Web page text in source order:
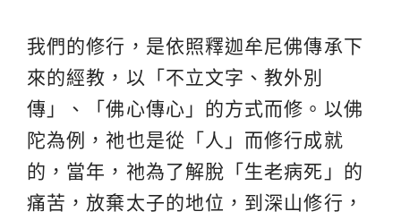
我們的修行，是依照釋迦牟尼佛傳承下
來的經教，以「不立文字、教外別
傳」、「佛心傳心」的方式而修。以佛
陀為例，祂也是從「人」而修行成就
的，當年，祂為了解脫「生老病死」的
痛苦，放棄太子的地位，到深山修行，